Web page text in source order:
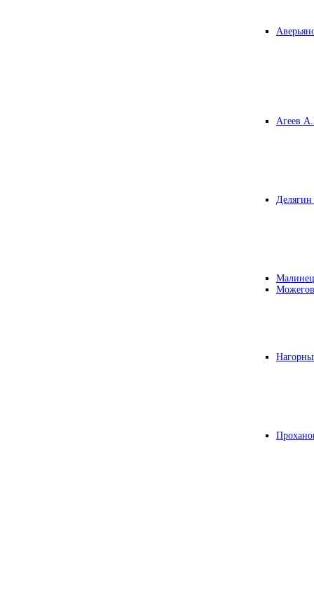
Агеев